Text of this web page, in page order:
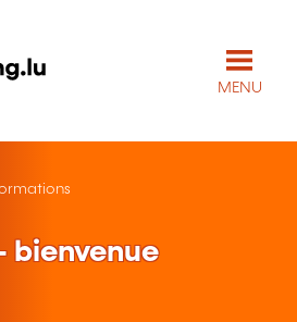
MENU
bienvenue